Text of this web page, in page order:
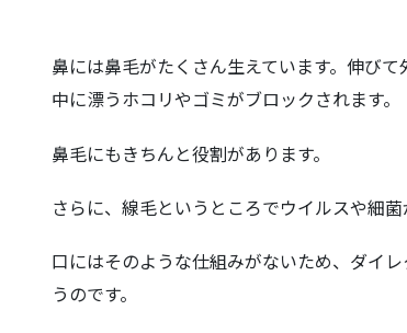
鼻には鼻毛がたくさん生えています。伸び
中に漂うホコリやゴミがブロックされます。
鼻毛にもきちんと役割があります。
さらに、線毛というところでウイルスや細
口にはそのような仕組みがないため、ダイ
うのです。